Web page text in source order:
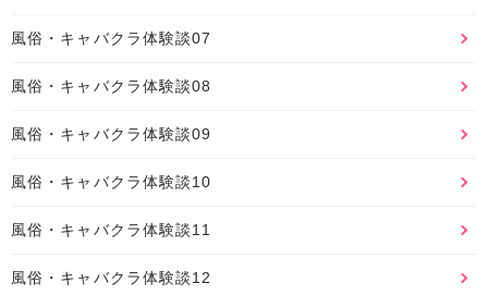
風俗・キャバクラ体験談07
風俗・キャバクラ体験談08
風俗・キャバクラ体験談09
風俗・キャバクラ体験談10
風俗・キャバクラ体験談11
風俗・キャバクラ体験談12